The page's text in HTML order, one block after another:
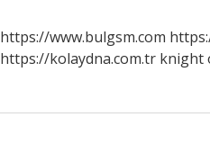
https://www.bulgsm.com
https://kolaydna.com.tr knight